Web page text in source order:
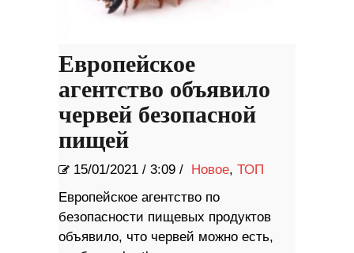
Европейское
агентство объявило
червей безопасной
пищей
15/01/2021 / 3:09 / Новое, ТОП
Европейское агентство по
безопасности пищевых продуктов
объявило, что червей можно есть,